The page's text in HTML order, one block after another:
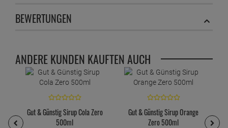
BEWERTUNGEN
ANDERE KUNDEN KAUFTEN AUCH
Gut & Günstig Sirup Cola Zero
500ml
Gut & Günstig Sirup Orange
Zero 500ml